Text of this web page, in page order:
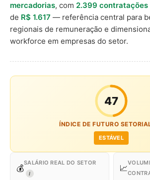
mercadorias, com 2.399 contratações
de R$ 1.617 — referência central para
regionais de remuneração e
workforce em empresas do setor.
47
ÍNDICE DE FUTURO
ESTÁVEL
💰
SALÁRIO REAL DO SETOR
I
📈